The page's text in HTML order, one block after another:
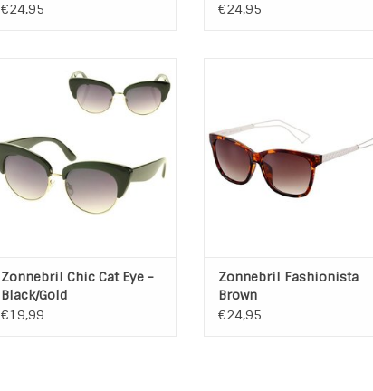
€24,95
€24,95
Gold
Kleur montuur: Zwart
Onderkant montuur: Gold
Kleur Glas: Black / Purple
Maten: Zie foto's
TOEVOEGEN AAN WINKELWAGEN
Zonnebril Chic Cat Eye -
Black/Gold
€19,99
glazen.
Kenmerken: CE keurmerk /
Categorie 3 - Hoge
bescherming
Zonnebril Fashionista
Brown
€24,95